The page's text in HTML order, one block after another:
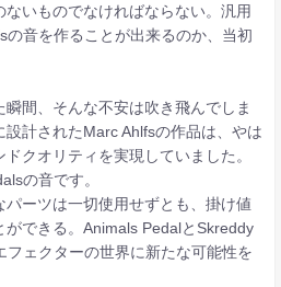
いものでなければならない。汎用
音を作ることが出来るのか、当初
間、そんな不安は吹き飛んでしま
計されたMarc Ahlfsの作品は、やは
クオリティを実現していました。
の音です。
ーツは一切使用せずとも、掛け値
ができる。Animals PedalとSkreddy
フェクターの世界に新たな可能性を